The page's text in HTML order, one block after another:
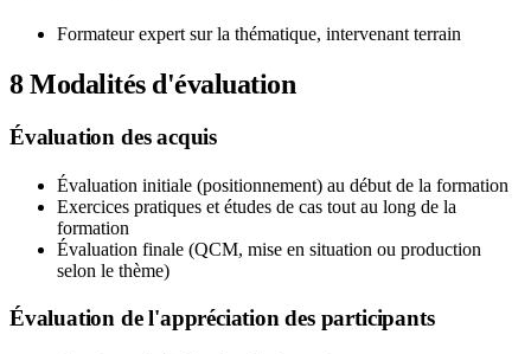
Formateur expert sur la thématique, intervenant terrain
8Modalités d'évaluation
Évaluation des acquis
Évaluation initiale (positionnement) au début de la formation
Exercices pratiques et études de cas tout au long de la
formation
Évaluation finale (QCM, mise en situation ou production
selon le thème)
Évaluation de l'appréciation des participants